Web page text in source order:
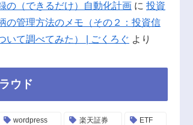
の（できるだけ）自動化計画 に 投資
の管理方法のメモ（その２：投資信
いて調べてみた） | ごくろぐ より
ウド
wordpress 楽天証券 ETF